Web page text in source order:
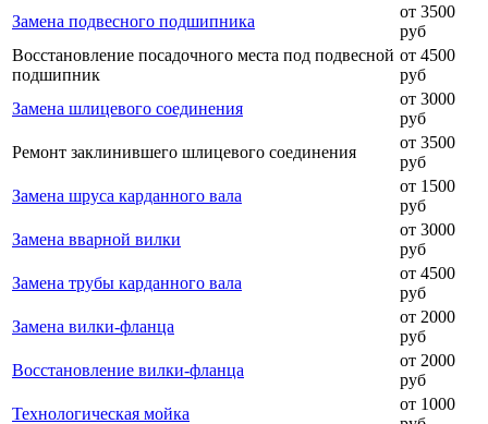
Замена подвесного подшипника
от 3500
руб
Восстановление посадочного места под подвесной
подшипник
от 4500
руб
Замена шлицевого соединения
от 3000
руб
Ремонт заклинившего шлицевого соединения
от 3500
руб
Замена шруса карданного вала
от 1500
руб
Замена вварной вилки
от 3000
руб
Замена трубы карданного вала
от 4500
руб
Замена вилки-фланца
от 2000
руб
Восстановление вилки-фланца
от 2000
руб
Технологическая мойка
от 1000